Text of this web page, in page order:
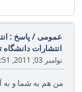
عمومی / پاسخ :
انتشارات دانشگاه
نوامبر 03, 2011, 04:36:51 بعد از ظهر
من هم به شما و به